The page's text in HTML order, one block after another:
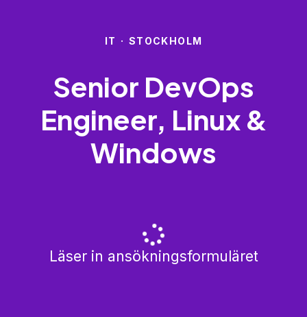
IT · STOCKHOLM
Senior DevOps
Engineer, Linux &
Windows
Läser in ansökningsformuläret